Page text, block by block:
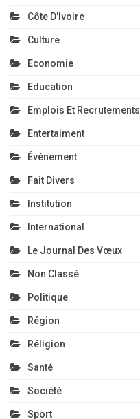
Côte D'Ivoire
Culture
Economie
Education
Emplois Et Recrutements
Entertaiment
Événement
Fait Divers
Institution
International
Le Journal Des Vœux
Non Classé
Politique
Région
Réligion
Santé
Société
Sport